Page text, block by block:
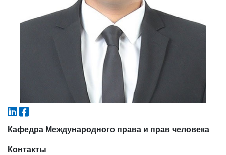
Кафедра Международного права и прав человека
Контакты
✉️ Написать администратору